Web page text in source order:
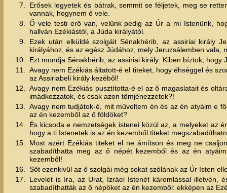
7.
Erősek legyetek és bátrak, semmit se féljetek, meg se
vannak, hogynem ő vele.
8.
Ő vele testi erő van, velünk pedig az Úr a mi Istenünk,
hallván Ezékiástól, a Júda királyától.
9.
Ezek után elküldé szolgáit Sénakhérib, az assiriai király
királyához, és az egész Júdához, mely Jeruzsálemben vala,
10.
Ezt mondja Sénakhérib, az assiriai király: Kiben bíztok,
11.
Avagy nem Ezékiás áltatott-é el titeket, hogy éhséggel és
az Assiriabeli király kezéből!
12.
Avagy nem Ezékiás pusztította-é el az ő magaslatait és
imádkozzatok, és csak azon tömjénezzetek?!
13.
Avagy nem tudjátok-é, mit műveltem én és az én atyáim e
az én kezemből az ő földöket?
14.
És kicsoda e nemzetségek istenei közül az, a melyeket az
hogy a ti Istenetek is az én kezemből titeket
15.
Most azért Ezékiás titeket el ne ámítson és meg ne
szabadíthatta meg az ő népét kezemből és az én
kezemből!
16.
Sőt ezenkivül az ő szolgái még sokat szólának az Úr Isten
17.
Levelet is íra, az Urat, Izráel Istenét káromlással illetvén,
szabadíthatták az ő népöket az én kezemből: ekképen az